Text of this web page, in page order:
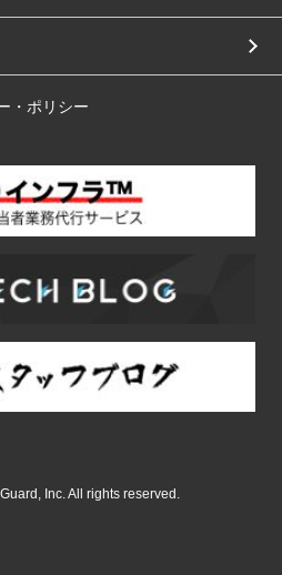
・ポリシー
Inc. All rights reserved.